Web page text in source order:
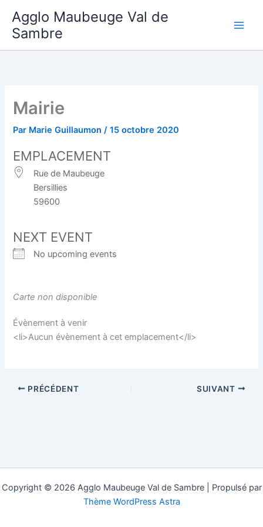
contenu
Agglo Maubeuge Val de
Sambre
Mairie
Par Marie Guillaumon/15 octobre 2020
EMPLACEMENT
Rue de Maubeuge
Bersillies
59600
NEXT EVENT
No upcoming events
Carte non disponible
Évènement à venir
<li>Aucun évènement à cet emplacement</li>
PRÉCÉDENT SUIVANT
Copyright © 2026 Agglo Maubeuge Val de Sambre | Propulsé par
Thème WordPress Astra